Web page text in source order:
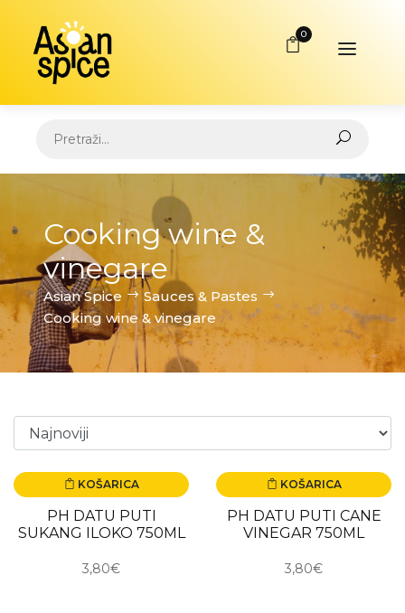
0
Cooking wine &
vinegare
Asian Spice
Sauces & Pastes
Cooking wine & vinegare
KOŠARICA
PH DATU PUTI
SUKANG ILOKO 750ML
3,80€
KOŠARICA
PH DATU PUTI CANE
VINEGAR 750ML
3,80€